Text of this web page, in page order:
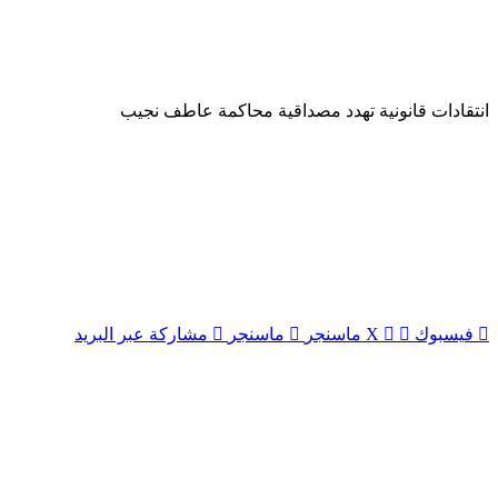
انتقادات قانونية تهدد مصداقية محاكمة عاطف نجيب
فيسبوك ‫X ماسنجر ماسنجر مشاركة عبر البريد